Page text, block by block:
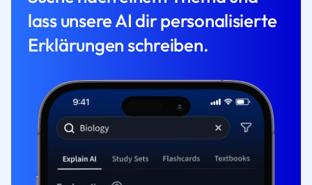
lass unsere AI dir personalisierte
Erklärungen schreiben.